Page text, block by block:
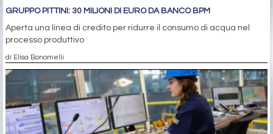
GRUPPO PITTINI: 30 MILIONI DI EURO DA BANCO BPM
Aperta una linea di credito per ridurre il consumo di acqua nel
processo produttivo
di Elisa Bonomelli